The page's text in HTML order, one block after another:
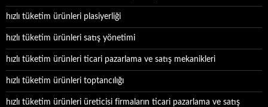
hızlı tüketim ürünleri plasiyerliği
hızlı tüketim ürünleri satış yönetimi
hızlı tüketim ürünleri ticari pazarlama ve satış mekanikleri
hızlı tüketim ürünleri toptancılığı
hızlı tüketim ürünleri üreticisi firmaların ticari pazarlama ve satış